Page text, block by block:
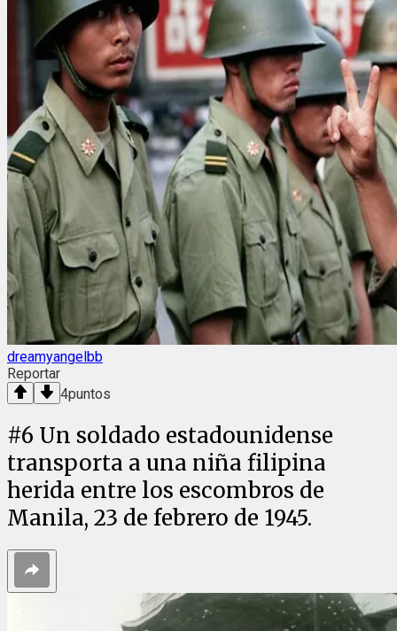
dreamyangelbb
Reportar
4puntos
#6 Un soldado estadounidense
transporta a una niña filipina
herida entre los escombros de
Manila, 23 de febrero de 1945.